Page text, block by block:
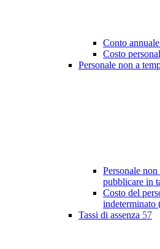
Conto
Costo
Personale non a
Personale
pubblicare in
Costo del
indeterminato
Tassi di assenza 57